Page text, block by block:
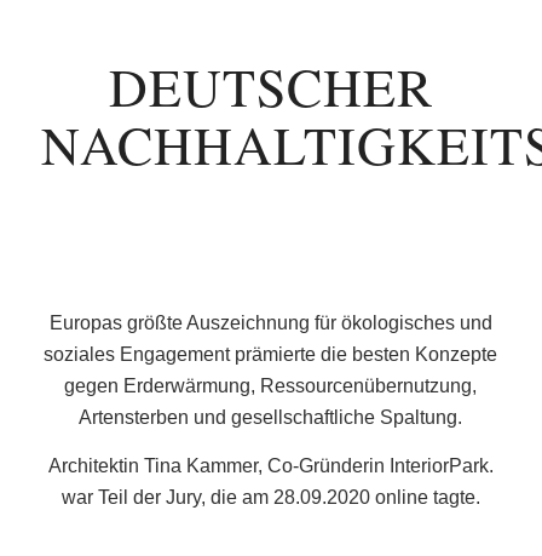
DEUTSCHER
Europas größte Auszeichnung für ökologisches und
soziales Engagement prämierte die besten Konzepte
gegen Erderwärmung, Ressourcenübernutzung,
Artensterben und gesellschaftliche Spaltung.
Architektin Tina Kammer, Co-Gründerin InteriorPark.
war Teil der Jury, die am 28.09.2020 online tagte.